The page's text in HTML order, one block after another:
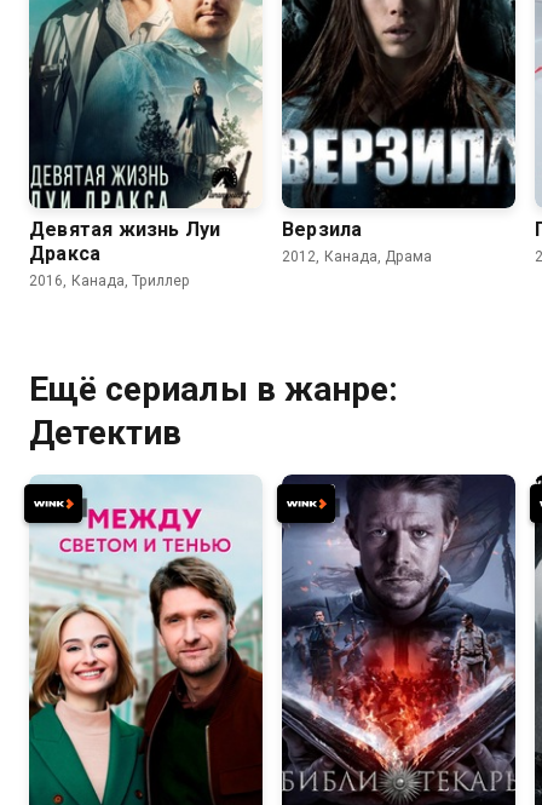
6.7 6.3
Девятая жизнь Луи
Дракса
2016, Канада, Триллер
6.3 5.9
Верзила
2012, Канада, Драма
Ещё сериалы в жанре:
Детектив
6.9 7.5